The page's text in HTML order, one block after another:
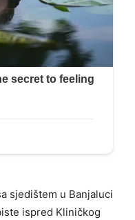
sjedištem u Banjaluci
ispred Kliničkog